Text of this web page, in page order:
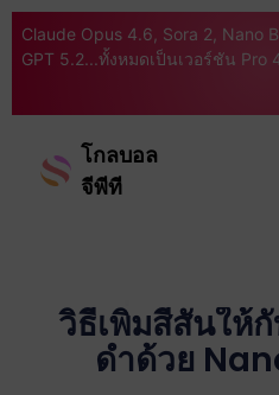
Claude Opus 4.6, Sora 2, Nano
GPT 5.2...ทั้งหมดเป็นเวอร์ชัน Pro
โกลบอล
จีพีที
วิธีเพิ่มสีสันให้
ดำด้วย